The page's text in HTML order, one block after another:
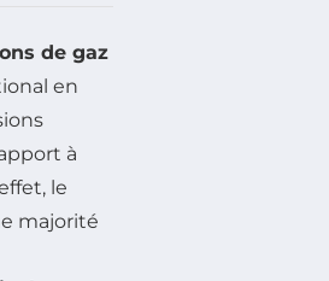
de gaz
en
à
le
majorité